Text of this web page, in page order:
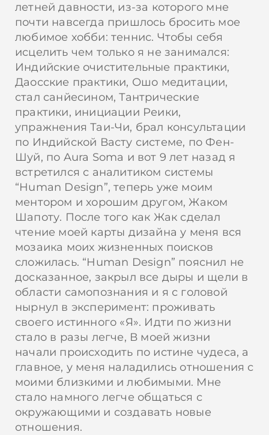
летней давности, из-за которого мне
почти навсегда пришлось бросить мое
любимое хобби: теннис. Чтобы себя
исцелить чем только я не занимался:
Индийские очистительные практики,
Даосские практики, Ошо медитации,
стал санйесином, Тантрические
практики, инициации Реики,
упражнения Таи-Чи, брал консультации
по Индийской Васту системе, по Фен-
Шуй, по Aura Soma и вот 9 лет назад я
встретился с аналитиком системы
“Human Design”, теперь уже моим
ментором и хорошим другом, Жаком
Шапоту. После того как Жак сделал
чтение моей карты дизайна у меня вся
мозаика моих жизненных поисков
сложилась. “Human Design” пояснил не
досказанное, закрыл все дыры и щели в
области самопознания и я с головой
нырнул в эксперимент: проживать
своего истинного «Я». Идти по жизни
стало в разы легче, В моей жизни
начали происходить по истине чудеса, а
главное, у меня наладились отношения с
моими близкими и любимыми. Мне
стало намного легче общаться с
окружающими и создавать новые
отношения.